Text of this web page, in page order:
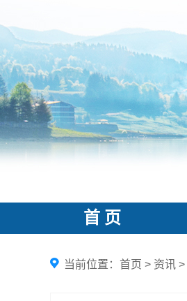
首 页
当前位置： 首页 > 资讯 >